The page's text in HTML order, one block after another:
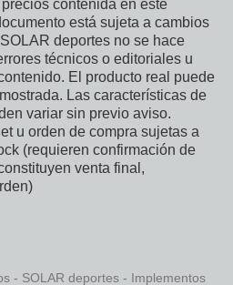
contenida en este
está sujeta a cambios
deportes no se hace
técnicos o editoriales u
El producto real puede
Las características de
variar sin previo aviso.
u orden de compra sujetas a
(requieren confirmación de
venta final,
- SOLAR deportes - Implementos